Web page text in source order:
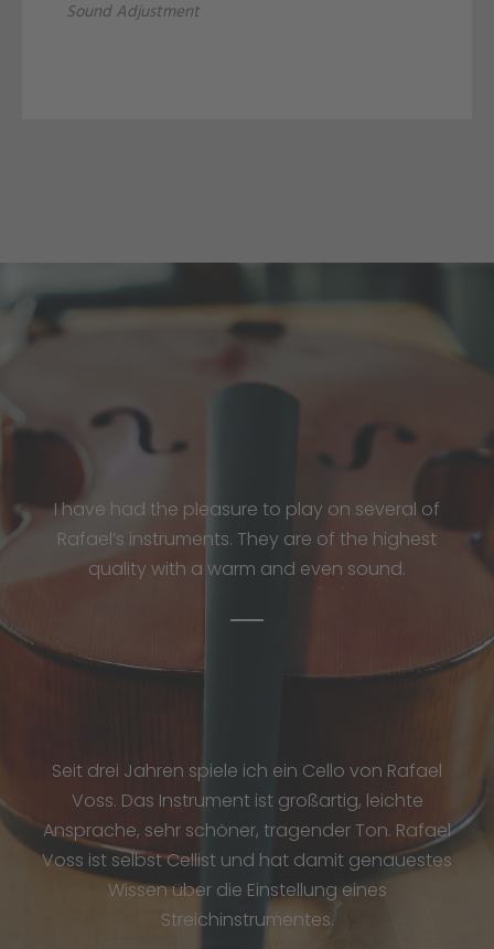
Sound Adjustment
I have had the pleasure to play on several of
Rafael’s instruments. They are of the highest
quality with a warm and even sound.
Seit drei Jahren spiele ich ein Cello von Rafael
Voss. Das Instrument ist großartig, leichte
Ansprache, sehr schöner, tragender Ton. Rafael
Voss ist selbst Cellist und hat damit genauestes
Wissen über die Einstellung eines
Streichinstrumentes.